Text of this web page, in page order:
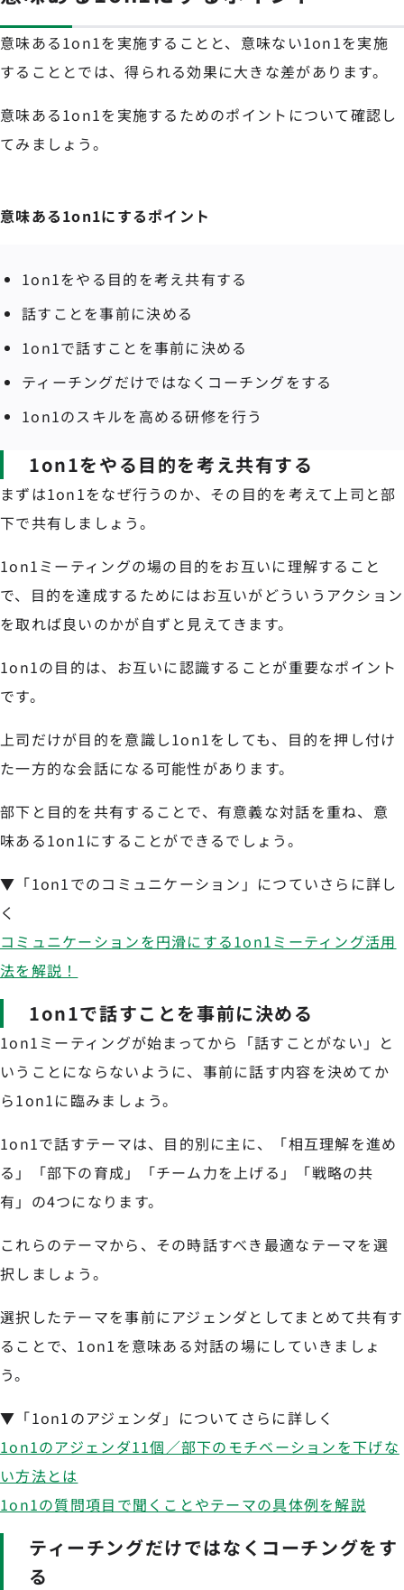
意味ある1on1を実施することと、意味ない1on1を実施
することとでは、得られる効果に大きな差があります。
意味ある1on1を実施するためのポイントについて確認し
てみましょう。
意味ある1on1にするポイント
1on1をやる目的を考え共有する
話すことを事前に決める
1on1で話すことを事前に決める
ティーチングだけではなくコーチングをする
1on1のスキルを高める研修を行う
1on1をやる目的を考え共有する
まずは1on1をなぜ行うのか、その目的を考えて上司と部
下で共有しましょう。
1on1ミーティングの場の目的をお互いに理解すること
で、目的を達成するためにはお互いがどういうアクション
を取れば良いのかが自ずと見えてきます。
1on1の目的は、お互いに認識することが重要なポイント
です。
上司だけが目的を意識し1on1をしても、目的を押し付け
た一方的な会話になる可能性があります。
部下と目的を共有することで、有意義な対話を重ね、意
味ある1on1にすることができるでしょう。
▼「1on1でのコミュニケーション」につていさらに詳し
く
コミュニケーションを円滑にする1on1ミーティング活用
法を解説！
1on1で話すことを事前に決める
1on1ミーティングが始まってから「話すことがない」と
いうことにならないように、事前に話す内容を決めてか
ら1on1に臨みましょう。
1on1で話すテーマは、目的別に主に、「相互理解を進め
る」「部下の育成」「チーム力を上げる」「戦略の共
有」の4つになります。
これらのテーマから、その時話すべき最適なテーマを選
択しましょう。
選択したテーマを事前にアジェンダとしてまとめて共有す
ることで、1on1を意味ある対話の場にしていきましょ
う。
▼「1on1のアジェンダ」についてさらに詳しく
1on1のアジェンダ11個／部下のモチベーションを下げな
い方法とは
1on1の質問項目で聞くことやテーマの具体例を解説
ティーチングだけではなくコーチングをす
る